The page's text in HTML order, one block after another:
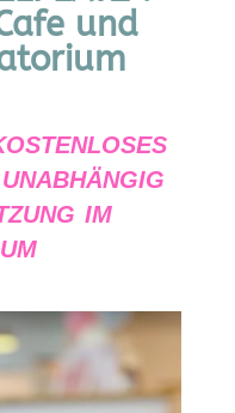
und
im